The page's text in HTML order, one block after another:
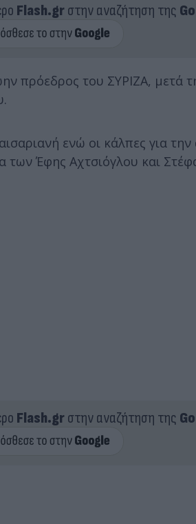
Flash.grστην αναζήτηση της
πρόεδρος του ΣΥΡΙΖΑ, μετά
ενώ οι κάλπες για
των Έφης Αχτσιόγλου και
Flash.grστην αναζήτηση της